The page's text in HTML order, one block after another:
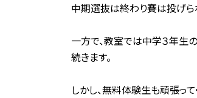
中期選抜は終わり賽は投げら
一方で、教室では中学３年生
続きます。
しかし、無料体験生も頑張っ